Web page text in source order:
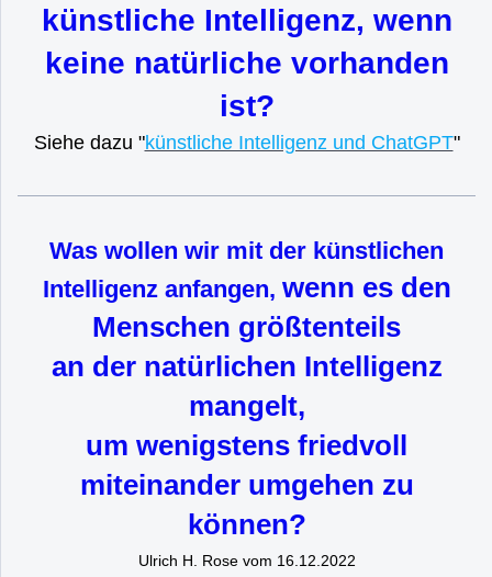
künstliche Intelligenz, wenn
keine natürliche vorhanden
ist?
Siehe dazu "künstliche Intelligenz und ChatGPT"
Was wollen wir mit der künstlichen
Intelligenz anfangen, wenn es den
Menschen größtenteils
an der natürlichen Intelligenz
mangelt,
um wenigstens friedvoll
miteinander umgehen zu
können?
Ulrich H. Rose vom 16.12.2022